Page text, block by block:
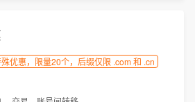
优惠，限量20个，后缀仅限 .com 和 .cn